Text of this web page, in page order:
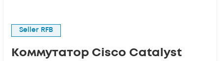
Seller RFB
Коммутатор Cisco Catalyst